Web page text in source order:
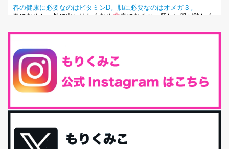
春の健康に必要なのはビタミンD。肌に必要なのはオメガ３。
春になると、外に出かけたくなる
春になると、新しい服が欲しく
最近、グラノーラ迷子になっていた私です。が、と〜〜〜っても美
味しくて栄養たっぷりのグラノーラを発...
腸活は「食事」だけだと思っていませんか？私の腸活完全版！
腸内環境を整えることは、健康維持の中でいっちばん大事！だと私
最近お風呂上がりの炭酸水をシリカシリカにしているんだけど確か
に髪と爪が丈夫になった気がする。炭酸...